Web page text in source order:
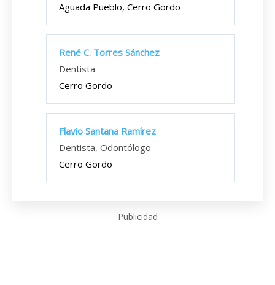
Aguada Pueblo, Cerro Gordo
René C. Torres Sánchez
Dentista
Cerro Gordo
Flavio Santana Ramírez
Dentista, Odontólogo
Cerro Gordo
Publicidad